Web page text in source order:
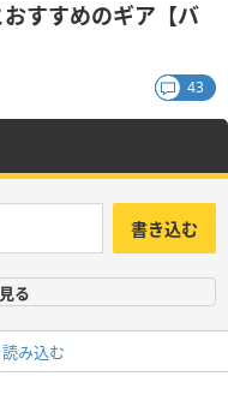
すすめのギア【バ
43
書き込む
る
み込む